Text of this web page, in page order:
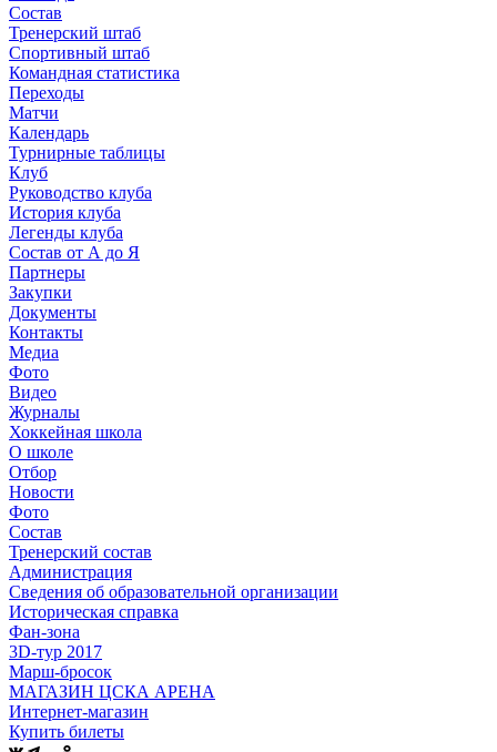
Состав
Тренерский штаб
Спортивный штаб
Командная статистика
Переходы
Матчи
Календарь
Турнирные таблицы
Клуб
Руководство клуба
История клуба
Легенды клуба
Состав от А до Я
Партнеры
Закупки
Документы
Контакты
Медиа
Фото
Видео
Журналы
Хоккейная школа
О школе
Отбор
Новости
Фото
Состав
Тренерский состав
Администрация
Сведения об образовательной организации
Историческая справка
Фан-зона
3D-тур 2017
Марш-бросок
МАГАЗИН ЦСКА АРЕНА
Интернет-магазин
Купить билеты